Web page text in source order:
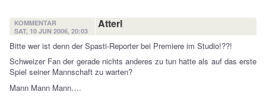
KOMMENTAR
SAT, 10 JUN 2006, 20:03
Atterl
Bitte wer ist denn der Spasti-Reporter bei Premiere im Studio!??!
Schweizer Fan der gerade nichts anderes zu tun hatte als auf das erste
Spiel seiner Mannschaft zu warten?
Mann Mann Mann….